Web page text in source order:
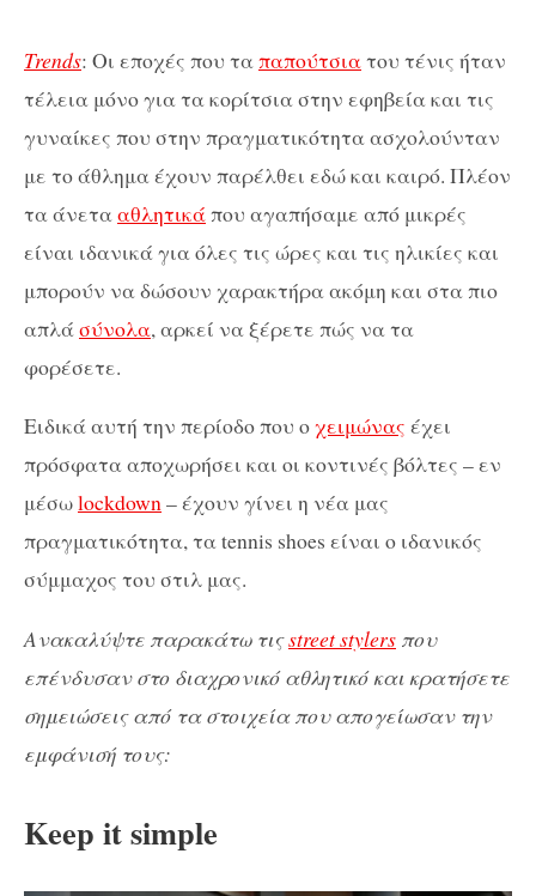
Trends: Οι εποχές που ταπαπούτσιατου τένις ήταν
τέλεια μόνο για τα κορίτσια στην εφηβεία και τις
γυναίκες που στην πραγματικότητα ασχολούνταν
με το άθλημα έχουν παρέλθει εδώ και καιρό. Πλέον
τα άνετααθλητικάπου αγαπήσαμε από μικρές
είναι ιδανικά για όλες τις ώρες και τις ηλικίες και
μπορούν να δώσουν χαρακτήρα ακόμη και στα πιο
απλάσύνολα, αρκεί να ξέρετε πώς να τα
φορέσετε.
Ειδικά αυτή την περίοδο που οχειμώνας έχει
πρόσφατα αποχωρήσει και οι κοντινές βόλτες – εν
μέσωlockdown– έχουν γίνει η νέα μας
πραγματικότητα, τα tennis shoes είναι ο ιδανικός
σύμμαχος του στιλ μας.
Ανακαλύψτε παρακάτω τιςstreet stylers που
επένδυσαν στο διαχρονικό αθλητικό και κρατήσετε
σημειώσεις από τα στοιχεία που απογείωσαν την
εμφάνισή τους:
Keep it simple